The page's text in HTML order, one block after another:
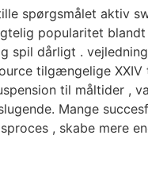
spørgsmålet aktiv
popularitet
spil dårligt .
tilgængelige XXIV
til måltider ,
Mange
, skabe mere